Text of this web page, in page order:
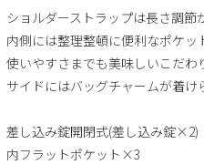
ショルダーストラップは長さ調節
内側には整理整頓に便利なポケッ
使いやすさまでも美味しいこだ
サイドにはバッグチャームが着け
差し込み錠開閉式(差し込み錠×2)
内フラットポケット×3